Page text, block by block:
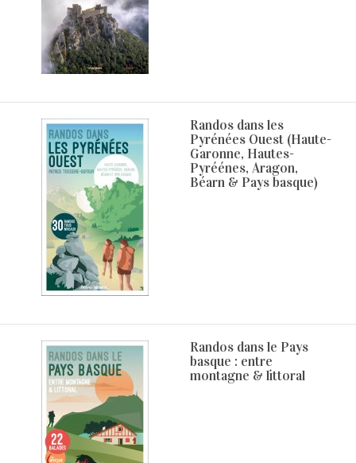
Randos dans les
Pyrénées Ouest (Haute-
Garonne, Hautes-
Pyréénes, Aragon,
Béarn & Pays basque)
Randos dans le Pays
basque : entre
montagne & littoral